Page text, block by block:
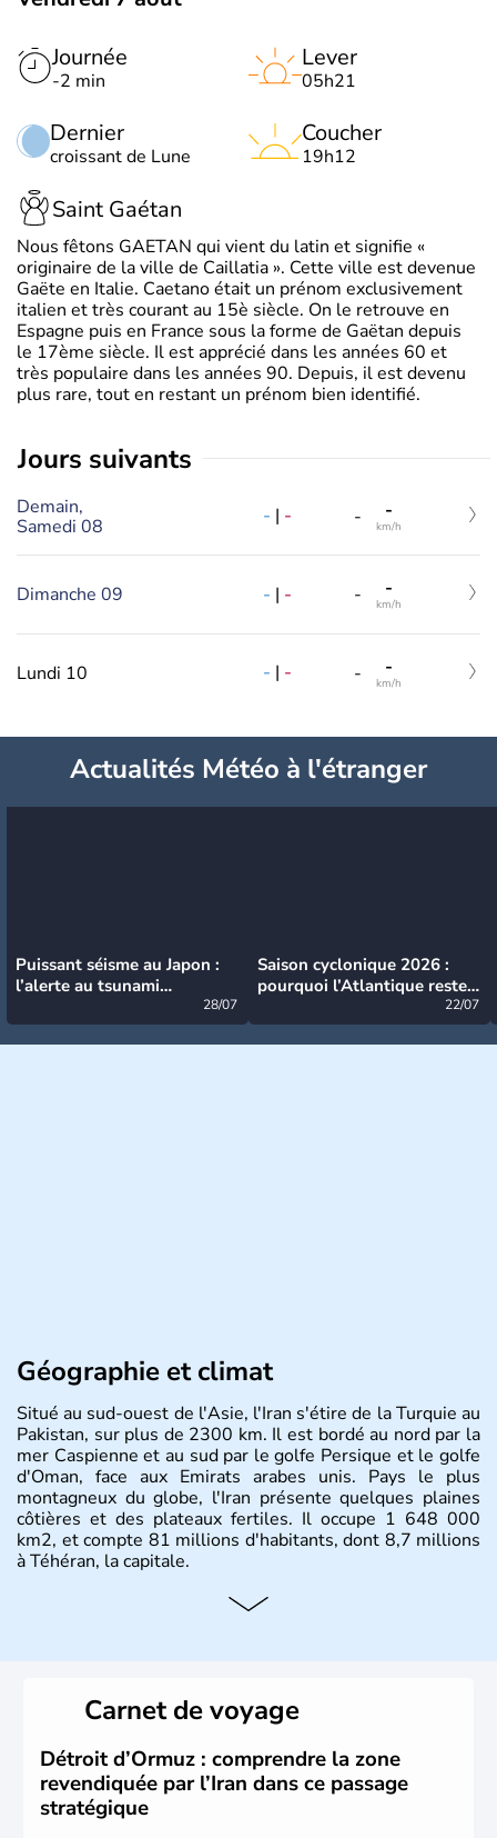
Journée
-2 min
Dernier
croissant de Lune
Lever
05h21
Coucher
19h12
Saint Gaétan
Nous fêtons GAETAN qui vient du latin et signifie «
originaire de la ville de Caillatia ». Cette ville est devenue
Gaëte en Italie. Caetano était un prénom exclusivement
italien et très courant au 15è siècle. On le retrouve en
Espagne puis en France sous la forme de Gaëtan depuis
le 17ème siècle. Il est apprécié dans les années 60 et
très populaire dans les années 90. Depuis, il est devenu
plus rare, tout en restant un prénom bien identifié.
jours suivants
Demain,
Samedi 08
- | - - -
km/h
Dimanche 09 - | - - -
km/h
Lundi 10 - | - - -
km/h
Actualités Météo à l'étranger
Puissant séisme au Japon :
l’alerte au tsunami
28/07
Saison cyclonique 2026 :
pourquoi l’Atlantique reste
22/07
Géographie et climat
Situé au sud-ouest de l'Asie, l'Iran s'étire de la Turquie au
Pakistan, sur plus de 2300 km. Il est bordé au nord par la
mer Caspienne et au sud par le golfe Persique et le golfe
d'Oman, face aux Emirats arabes unis. Pays le plus
montagneux du globe, l'Iran présente quelques plaines
côtières et des plateaux fertiles. Il occupe 1 648 000
km2, et compte 81 millions d'habitants, dont 8,7 millions
à Téhéran, la capitale.
Carnet de voyage
Détroit d’Ormuz : comprendre la zone
revendiquée par l’Iran dans ce passage
stratégique